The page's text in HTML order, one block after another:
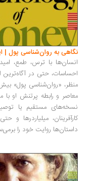
نگاهی به روان‌شناسی پول |
انسان‌ها با ترس، طمع،
احساسات، حتی در آگاه‌ترین
منظر، «روان‌شناسی پول» بیش
معاصر و رابطه پرتنش او با
نسخه‌های مستقیم یا
کارآفرینان، میلیاردرها
داستان‌ها روایت خود را